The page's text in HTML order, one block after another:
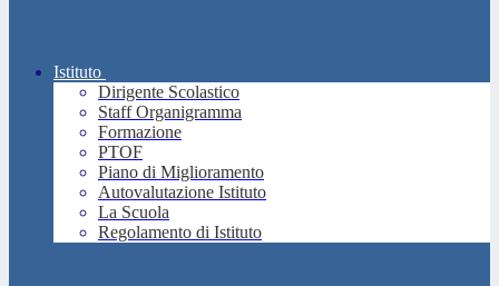
Istituto
Dirigente Scolastico
Staff Organigramma
Formazione
PTOF
Piano di Miglioramento
Autovalutazione Istituto
La Scuola
Regolamento di Istituto